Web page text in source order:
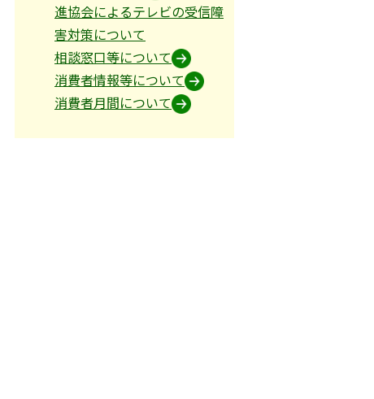
進協会によるテレビの受信障
害対策について
相談窓口等について
消費者情報等について
消費者月間について